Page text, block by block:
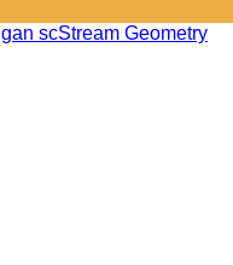
scStream Geometry